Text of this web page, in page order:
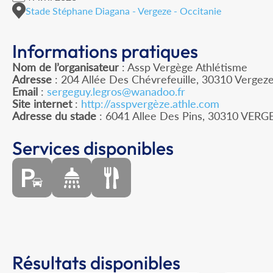
Stade Stéphane Diagana - Vergeze - Occitanie
Informations pratiques
Nom de l’organisateur : Assp Vergège Athlétisme
Adresse : 204 Allée Des Chévrefeuille, 30310 Vergeze
Email : sergeguy.legros@wanadoo.fr
Site internet: http://asspvergèze.athle.com
Adresse du stade : 6041 Allee Des Pins, 30310
Services disponibles
Résultats disponibles